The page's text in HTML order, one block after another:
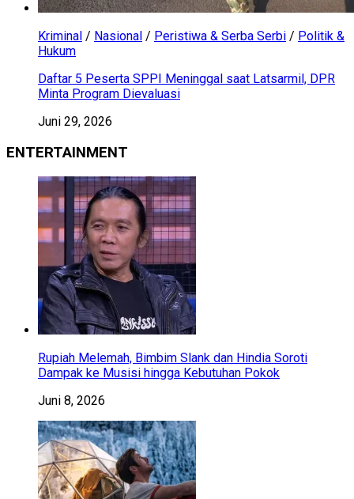
Kriminal / Nasional / Peristiwa & Serba Serbi / Politik &
Hukum
Daftar 5 Peserta SPPI Meninggal saat Latsarmil, DPR
Minta Program Dievaluasi
Juni 29, 2026
ENTERTAINMENT
Rupiah Melemah, Bimbim Slank dan Hindia Soroti
Dampak ke Musisi hingga Kebutuhan Pokok
Juni 8, 2026